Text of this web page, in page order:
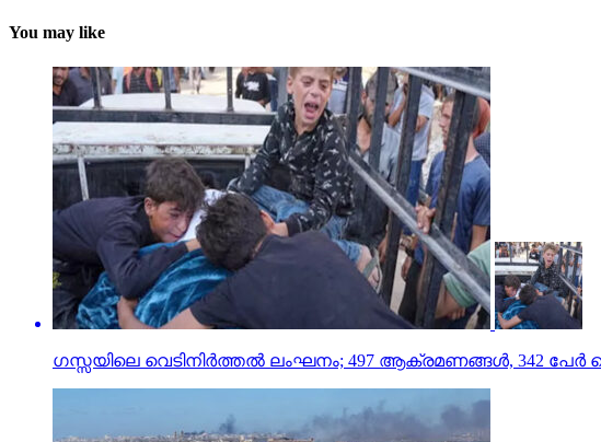
You may like
ഗസ്സയിലെ വെടിനിര്‍ത്തല്‍ ലംഘനം; 497 ആക്രമണങ്ങള്‍, 342 പേര്‍